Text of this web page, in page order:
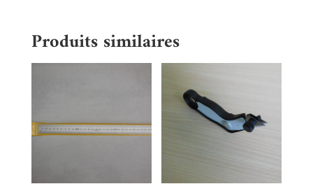
Produits similaires